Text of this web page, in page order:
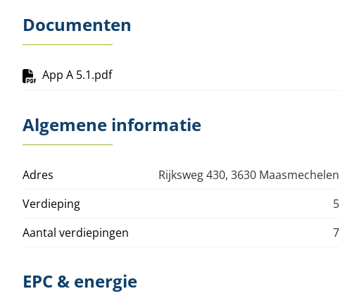
Documenten
App A 5.1.pdf
Algemene informatie
Adres Rijksweg 430, 3630 Maasmechelen
Verdieping
5
Aantal verdiepingen
7
EPC & energie